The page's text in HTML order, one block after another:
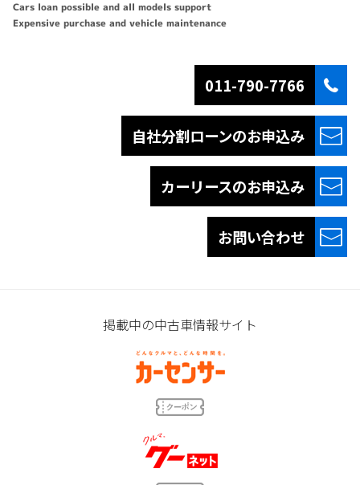
Cars loan possible and all models support
Expensive purchase and vehicle maintenance
011-790-7766
自社分割ローンのお申込み
カーリースのお申込み
お問い合わせ
掲載中の中古車情報サイト